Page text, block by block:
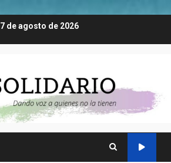
7 de agosto de 2026